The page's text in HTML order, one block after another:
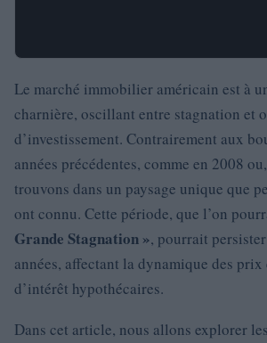
Le marché immobilier américain est à
charnière, oscillant entre stagnation et
d’investissement. Contrairement aux
années précédentes, comme en 2008
trouvons dans un paysage unique que
ont connu. Cette période, que l’on
Grande Stagnation », pourrait
années, affectant la dynamique des prix
d’intérêt hypothécaires.
Dans cet article, nous allons explorer